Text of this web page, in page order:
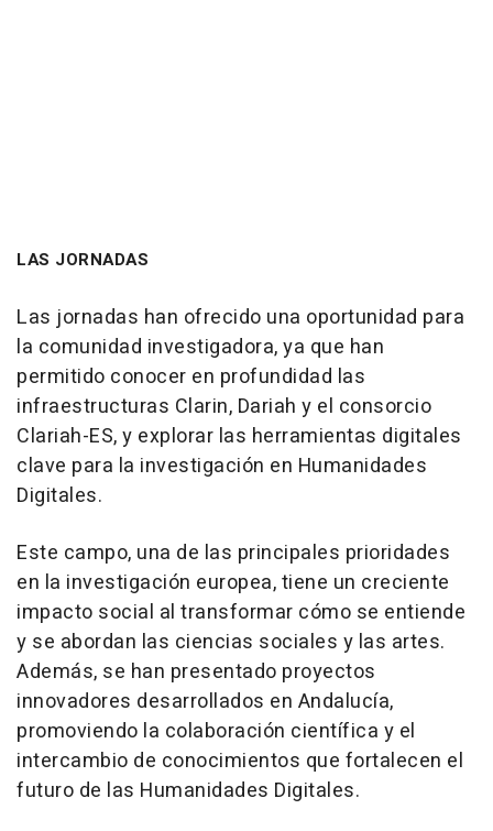
LAS JORNADAS
Las jornadas han ofrecido una oportunidad para
la comunidad investigadora, ya que han
permitido conocer en profundidad las
infraestructuras Clarin, Dariah y el consorcio
Clariah-ES, y explorar las herramientas digitales
clave para la investigación en Humanidades
Digitales.
Este campo, una de las principales prioridades
en la investigación europea, tiene un creciente
impacto social al transformar cómo se entiende
y se abordan las ciencias sociales y las artes.
Además, se han presentado proyectos
innovadores desarrollados en Andalucía,
promoviendo la colaboración científica y el
intercambio de conocimientos que fortalecen el
futuro de las Humanidades Digitales.